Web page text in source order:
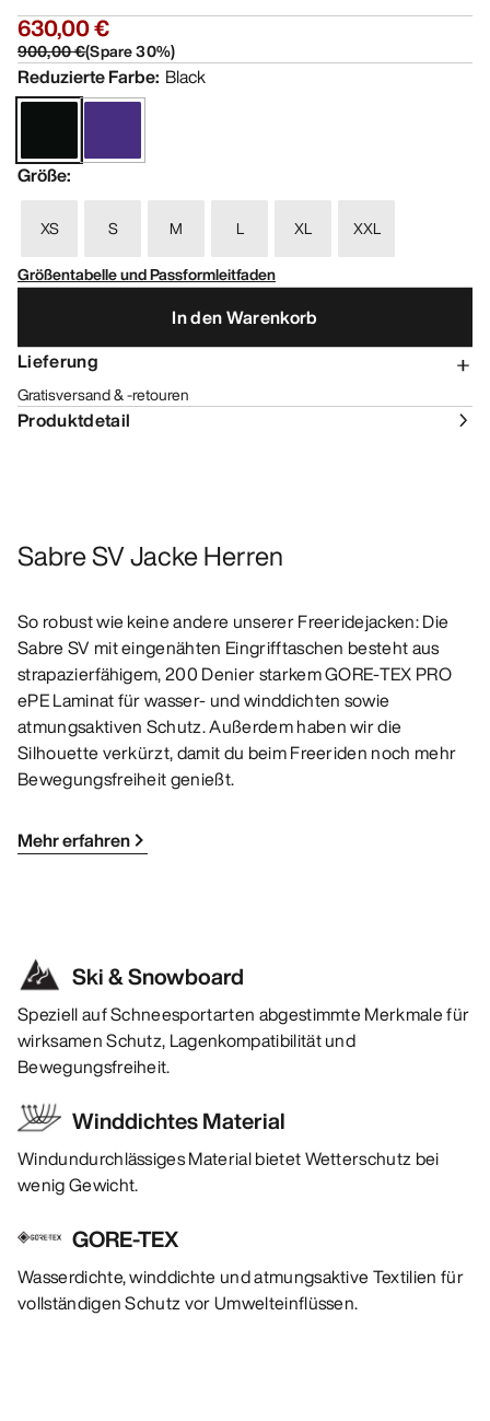
630,00 €
900,00 €(Spare30%)
Reduzierte Farbe: Black
Größe:
XS S M L XL
XXL
Größentabelle und Passformleitfaden
In den Warenkorb
Lieferung
Gratisversand & -retouren
Produktdetail
Sabre SV Jacke Herren
So robust wie keine andere unserer Freeridejacken: Die
Sabre SV mit eingenähten Eingrifftaschen besteht aus
strapazierfähigem, 200 Denier starkem GORE-TEX PRO
ePE Laminat für wasser- und winddichten sowie
atmungsaktiven Schutz. Außerdem haben wir die
Silhouette verkürzt, damit du beim Freeriden noch mehr
Bewegungsfreiheit genießt.
Mehr erfahren
Ski & Snowboard
Speziell auf Schneesportarten abgestimmte Merkmale für
wirksamen Schutz, Lagenkompatibilität und
Bewegungsfreiheit.
Winddichtes Material
Windundurchlässiges Material bietet Wetterschutz bei
wenig Gewicht.
GORE-TEX
Wasserdichte, winddichte und atmungsaktive Textilien für
vollständigen Schutz vor Umwelteinflüssen.